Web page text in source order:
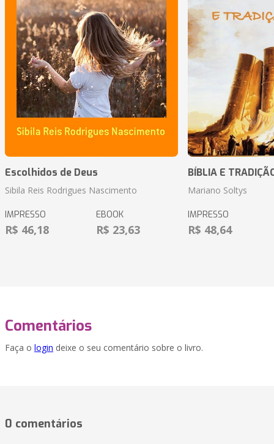
Escolhidos de Deus
Sibila Reis Rodrigues Nascimento
IMPRESSO
R$ 46,18
EBOOK
R$ 23,63
BÍBLIA E
Mariano Soltys
IMPRESSO
R$ 48,64
Comentários
Faça o login deixe o seu comentário sobre o livro.
0 comentários